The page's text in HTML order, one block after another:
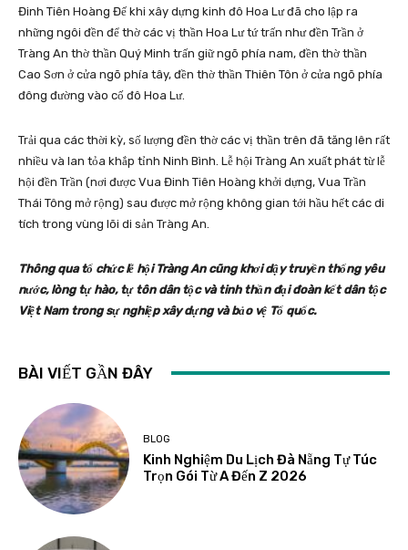
Đinh Tiên Hoàng Đế khi xây dựng kinh đô Hoa Lư đã cho lập ra
những ngôi đền để thờ các vị thần Hoa Lư tứ trấn như đền Trần ở
Tràng An thờ thần Quý Minh trấn giữ ngõ phía nam, đền thờ thần
Cao Sơn ở cửa ngõ phía tây, đền thờ thần Thiên Tôn ở cửa ngõ phía
đông đường vào cố đô Hoa Lư.
Trải qua các thời kỳ, số lượng đền thờ các vị thần trên đã tăng lên rất
nhiều và lan tỏa khắp tỉnh Ninh Bình. Lễ hội Tràng An xuất phát từ lễ
hội đền Trần (nơi được Vua Đinh Tiên Hoàng khởi dựng, Vua Trần
Thái Tông mở rộng) sau được mở rộng không gian tới hầu hết các di
tích trong vùng lõi di sản Tràng An.
Thông qua tổ chức lễ hội Tràng An cũng khơi dậy truyền thống yêu
nước, lòng tự hào, tự tôn dân tộc và tinh thần đại đoàn kết dân tộc
Việt Nam trong sự nghiệp xây dựng và bảo vệ Tổ quốc.
BÀI VIẾT GẦN ĐÂY
BLOG
Kinh Nghiệm Du Lịch Đà Nẵng Tự Túc
Trọn Gói Từ A Đến Z 2026